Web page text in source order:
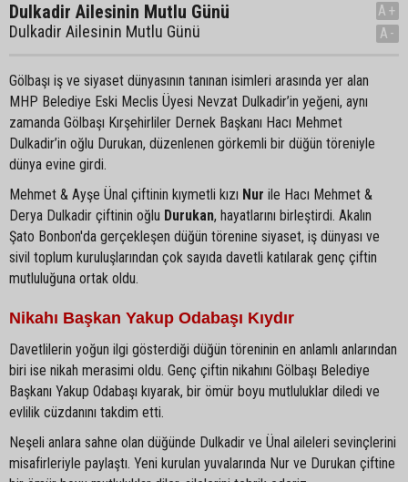
Dulkadir Ailesinin Mutlu Günü
Dulkadir Ailesinin Mutlu Günü
A+
A-
Gölbaşı iş ve siyaset dünyasının tanınan isimleri arasında yer alan
MHP Belediye Eski Meclis Üyesi Nevzat Dulkadir’in yeğeni, aynı
zamanda Gölbaşı Kırşehirliler Dernek Başkanı Hacı Mehmet
Dulkadir’in oğlu Durukan, düzenlenen görkemli bir düğün töreniyle
dünya evine girdi.
Mehmet & Ayşe Ünal çiftinin kıymetli kızı Nur ile Hacı Mehmet &
Derya Dulkadir çiftinin oğlu Durukan, hayatlarını birleştirdi. Akalın
Şato Bonbon'da gerçekleşen düğün törenine siyaset, iş dünyası ve
sivil toplum kuruluşlarından çok sayıda davetli katılarak genç çiftin
mutluluğuna ortak oldu.
Nikahı Başkan Yakup Odabaşı Kıydır
Davetlilerin yoğun ilgi gösterdiği düğün töreninin en anlamlı anlarından
biri ise nikah merasimi oldu. Genç çiftin nikahını Gölbaşı Belediye
Başkanı Yakup Odabaşı kıyarak, bir ömür boyu mutluluklar diledi ve
evlilik cüzdanını takdim etti.
Neşeli anlara sahne olan düğünde Dulkadir ve Ünal aileleri sevinçlerini
misafirleriyle paylaştı. Yeni kurulan yuvalarında Nur ve Durukan çiftine